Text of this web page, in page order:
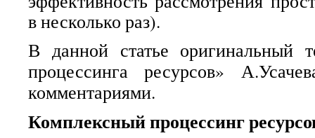
в несколько раз).
В данной статье оригинальный
процессинга ресурсов»
комментариями.
Комплексный процессинг